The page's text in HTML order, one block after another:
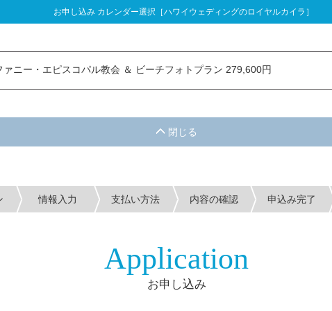
お申し込み カレンダー選択［ハワイウェディングのロイヤルカイラ］
ァニー・エピスコパル教会 ＆ ビーチフォトプラン 279,600円
お申し込み カレンダー選択
情報入力 支払い方法 内容の確認 申込み完了
Application
お申し込み